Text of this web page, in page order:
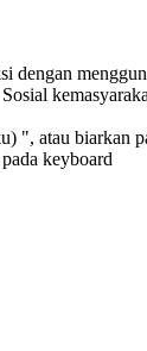
dengan
", atau biarkan
keyboard